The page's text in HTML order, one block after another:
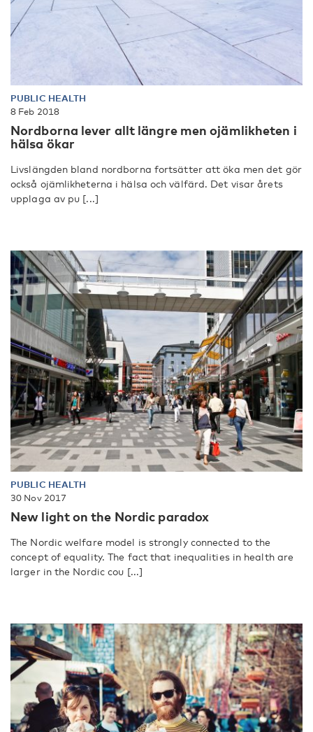
PUBLIC HEALTH
8 Feb 2018
Nordborna lever allt längre men ojämlikheten i
hälsa ökar
Livslängden bland nordborna fortsätter att öka men det gör
också ojämlikheterna i hälsa och välfärd. Det visar årets
upplaga av pu [...]
PUBLIC HEALTH
30 Nov 2017
New light on the Nordic paradox
The Nordic welfare model is strongly connected to the
concept of equality. The fact that inequalities in health are
larger in the Nordic cou [...]